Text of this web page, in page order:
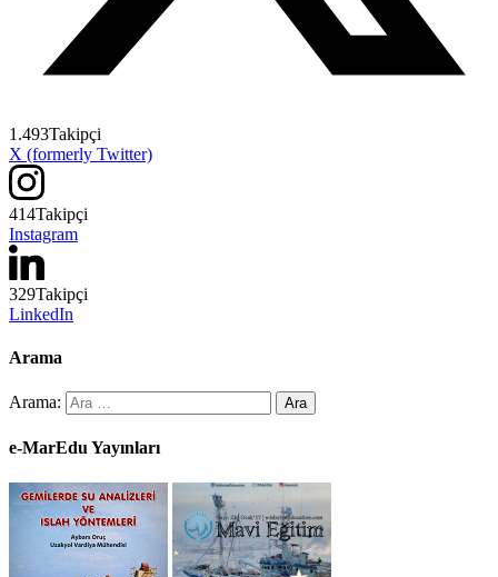
1.493Takipçi
X (formerly Twitter)
414Takipçi
Instagram
329Takipçi
LinkedIn
Arama
Arama:
e-MarEdu Yayınları